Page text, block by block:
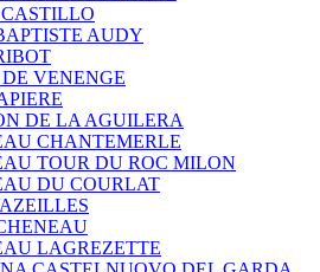
AUDY
VENENGE
DE LA AGUILERA
CHANTEMERLE
TOUR DU ROC MILON
DU COURLAT
LAGREZETTE